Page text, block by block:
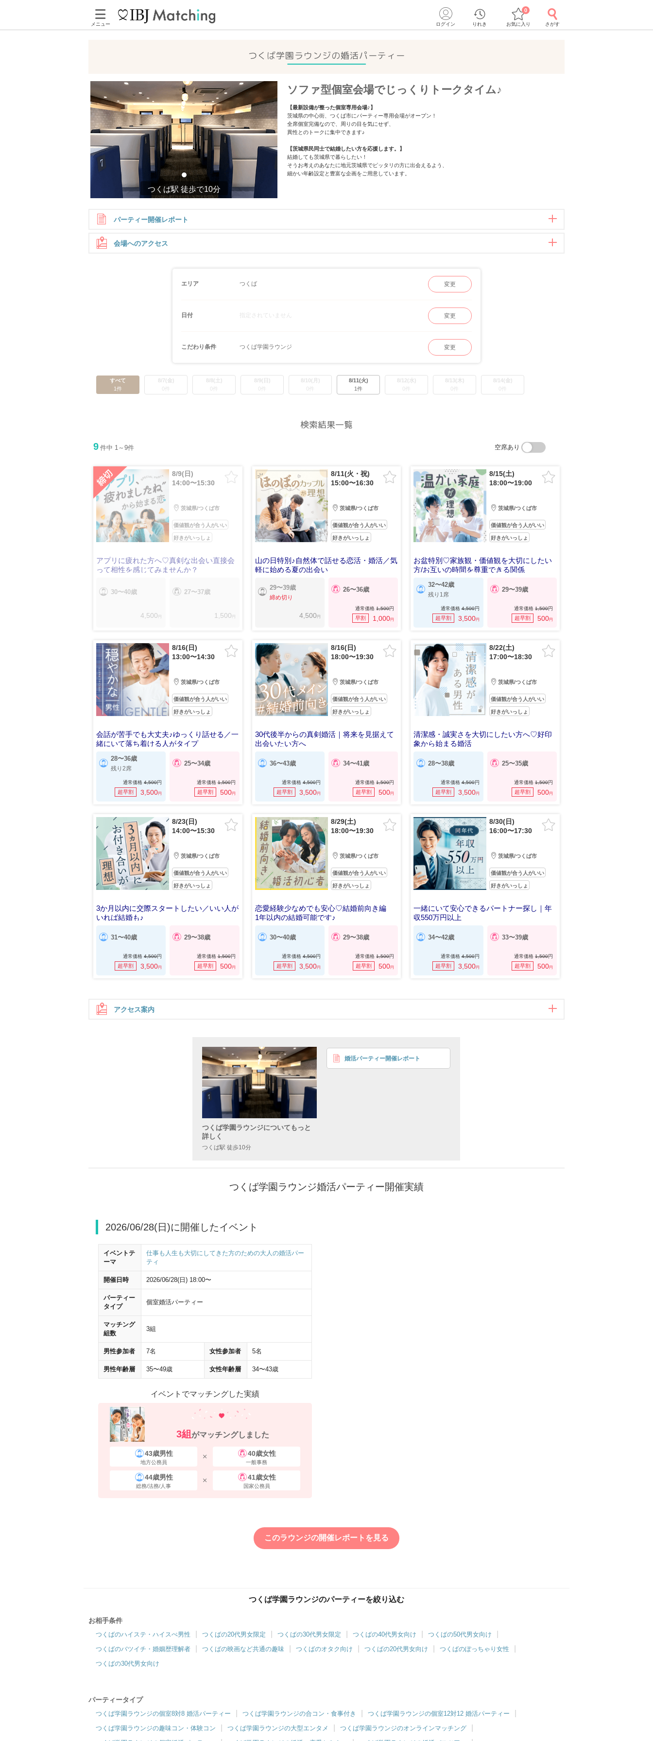
メニュー ログイン りれき お気に入り
0
さがす
つくば学園ラウンジの婚活パーティー
つくば駅 徒歩で10分
ソファ型個室会場でじっくりトークタイム♪
【最新設備が整った個室専用会場♪】
茨城県の中心街、つくば市にパーティー専用会場がオープン！
全席個室完備なので、周りの目を気にせず、
異性とのトークに集中できます♪
【茨城県民同士で結婚したい方を応援します。】
結婚しても茨城県で暮らしたい！
そうお考えのあなたに地元茨城県でピッタリの方に出会えるよう、
細かい年齢設定と豊富な企画をご用意しています。
パーティー開催レポート
仕事も人生も大切にしてきた方のための大人の
会場へのアクセス
エリア つくば 変更
日付 指定されていません 変更
こだわり条件 つくば学園ラウンジ 変更
すべて
1件
8/7(金)
0件
8/8(土)
0件
8/9(日)
0件
8/10(月)
0件
8/11(火)
1件
8/12(水)
0件
8/13(木)
0件
8/14(金)
0件
検索結果一覧
9 件中 1～9件 空席あり
8/9(日)
14:00〜15:30
茨城県/つくば市
価値観が合う人がいい
好きがいっしょ
アプリに疲れた方へ♡真剣な出会い直接会
って相性を感じてみませんか？
30〜40歳
4,500 円
27〜37歳
1,500 円
8/11(火・祝)
15:00〜16:30
茨城県/つくば市
価値観が合う人がいい
好きがいっしょ
山の日特別♪自然体で話せる恋活・婚活／気
軽に始める夏の出会い
29〜39歳
締め切り
4,500 円
26〜36歳
通常価格1,500円
早割 1,000円
8/15(土)
18:00〜19:00
茨城県/つくば市
価値観が合う人がいい
好きがいっしょ
お盆特別♡家族観・価値観を大切にしたい
方/お互いの時間を尊重できる関係
32〜42歳
残り1席
通常価格4,500円
超早割 3,500円
29〜39歳
通常価格 1,500円
超早割 500円
8/16(日)
13:00〜14:30
茨城県/つくば市
価値観が合う人がいい
好きがいっしょ
会話が苦手でも大丈夫♪ゆっくり話せる／一
緒にいて落ち着ける人がタイプ
28〜36歳
残り2席
通常価格4,500円
超早割 3,500円
25〜34歳
通常価格1,500円
超早割 500円
8/16(日)
18:00〜19:30
茨城県/つくば市
価値観が合う人がいい
好きがいっしょ
30代後半からの真剣婚活｜将来を見据えて
出会いたい方へ
36〜43歳
通常価格 4,500円
超早割 3,500円
34〜41歳
通常価格1,500円
超早割 500円
8/22(土)
17:00〜18:30
茨城県/つくば市
価値観が合う人がいい
好きがいっしょ
清潔感・誠実さを大切にしたい方へ♡好印
象から始まる婚活
28〜38歳
通常価格4,500円
超早割 3,500円
25〜35歳
通常価格 1,500円
超早割 500円
8/23(日)
14:00〜15:30
茨城県/つくば市
価値観が合う人がいい
好きがいっしょ
3か月以内に交際スタートしたい／いい人が
いれば結婚も♪
31〜40歳
通常価格4,500円
超早割 3,500円
29〜38歳
通常価格1,500円
超早割 500円
8/29(土)
18:00〜19:30
茨城県/つくば市
価値観が合う人がいい
好きがいっしょ
恋愛経験少なめでも安心♡結婚前向き編
1年以内の結婚可能です♪
30〜40歳
通常価格 4,500円
超早割 3,500円
29〜38歳
通常価格1,500円
超早割 500円
8/30(日)
16:00〜17:30
茨城県/つくば市
価値観が合う人がいい
好きがいっしょ
一緒にいて安心できるパートナー探し｜年
収550万円以上
34〜42歳
通常価格4,500円
超早割 3,500円
33〜39歳
通常価格 1,500円
超早割 500円
アクセス案内
住所 〒305-0033 茨城県つくば市東新井24-3 コナンビル3F
つくば学園ラウンジについてもっと
詳しく
つくば駅 徒歩10分
婚活パーティー開催レポート
つくば学園ラウンジ婚活パーティー開催実績
2026/06/28(日)に開催したイベント
イベントテ
ーマ
仕事も人生も大切にしてきた方のための大人の婚活パー
ティ
開催日時 2026/06/28(日) 18:00〜
パーティー
タイプ
個室婚活パーティー
マッチング
組数
3組
男性参加者 7名 女性参加者 5名
男性年齢層 35〜49歳 女性年齢層 34〜43歳
イベントでマッチングした実績
3組 がマッチングしました
43歳男性
地方公務員
40歳女性
一般事務
44歳男性
総務/法務/人事
41歳女性
国家公務員
このラウンジの開催レポートを見る
つくば学園ラウンジのパーティーを絞り込む
お相手条件
つくばのハイステ・ハイスぺ男性 つくばの20代男女限定 つくばの30代男女限定 つくばの40代男女向け
つくばの50代男女向け
つくばのバツイチ・婚姻歴理解者
つくばの映画など共通の趣味 つくばのオタク向け つくばの20代男女向け
つくばのぽっちゃり女性
つくばの30代男女向け
パーティータイプ
つくば学園ラウンジの個室8対8 婚活パーティー つくば学園ラウンジの合コン・食事付き
つくば学園ラウンジの個室12対12 婚活パーティー
つくば学園ラウンジの趣味コン・体験コン
つくば学園ラウンジの大型エンタメ
つくば学園ラウンジのオンラインマッチング